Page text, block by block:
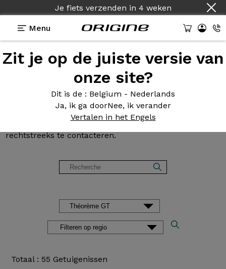
Je fiets verzenden in 4 weken
Land : Nederlands
Menu
Zit je op de juiste versie van
onze site?
Dit is de : Belgium - Nederlands
Ja, ik ga doorNee, ik verander
Vertalen in het Engels
Klantbeoordelingen en
getuigenissen van Origine
Onze klanten praten in alle vrijheid over hun fiets. U
rechtstreeks te contacteren.
Totaal : 55 Getuigenissen